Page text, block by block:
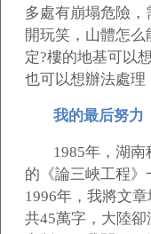
多處有崩塌危險
開玩笑，山體怎么
定?樓的地基可以
也可以想辦法處理
我的最后努力
1985年，湖南
的《論三峽工程》
1996年，我將文
共45萬字，大陸